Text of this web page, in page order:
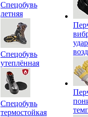
Спецобувь
летняя
Спецобувь
утеплённая
Спецобувь
термостойкая